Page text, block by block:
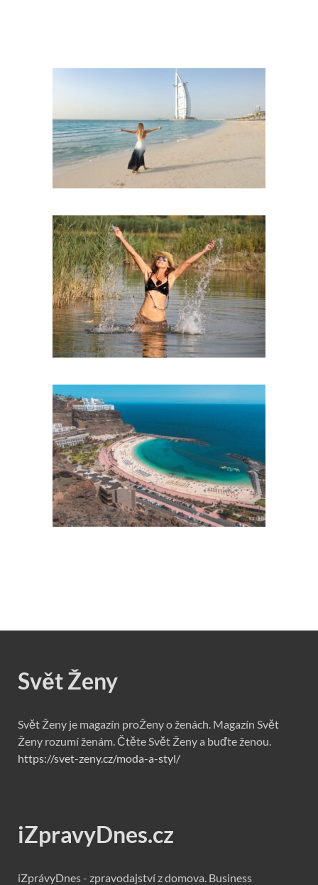
Svět Ženy
Svět Ženy je magazín proŽeny o ženách. Magazín Svět
Ženy rozumí ženám. Čtěte Svět Ženy a buďte ženou.
https://svet-zeny.cz/moda-a-styl/
iZpravyDnes.cz
iZprávyDnes - zpravodajství z domova. Business